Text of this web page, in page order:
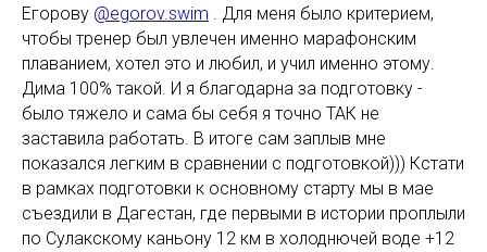
Егорову @egorov.swim . Для меня было критерием,
чтобы тренер был увлечен именно марафонским
плаванием, хотел это и любил, и учил именно этому.
Дима 100% такой. И я благодарна за подготовку -
было тяжело и сама бы себя я точно ТАК не
заставила работать. В итоге сам заплыв мне
показался легким в сравнении с подготовкой))) Кстати
в рамках подготовки к основному старту мы в мае
съездили в Дагестан, где первыми в истории проплыли
по Сулакскому каньону 12 км в холоднючей воде +12